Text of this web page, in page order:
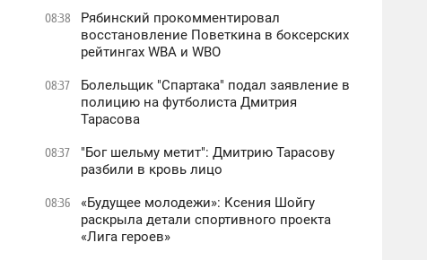
08:38
Рябинский прокомментировал
восстановление Поветкина в боксерских
рейтингах WBA и WBO
08:37
Болельщик "Спартака" подал заявление в
полицию на футболиста Дмитрия
Тарасова
08:37
"Бог шельму метит": Дмитрию Тарасову
разбили в кровь лицо
08:36
«Будущее молодежи»: Ксения Шойгу
раскрыла детали спортивного проекта
«Лига героев»